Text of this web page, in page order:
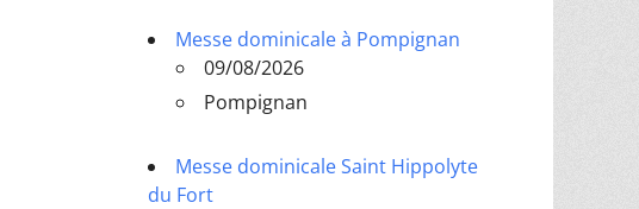
Messe dominicale à Pompignan
09/08/2026
Pompignan
Messe dominicale Saint Hippolyte
du Fort